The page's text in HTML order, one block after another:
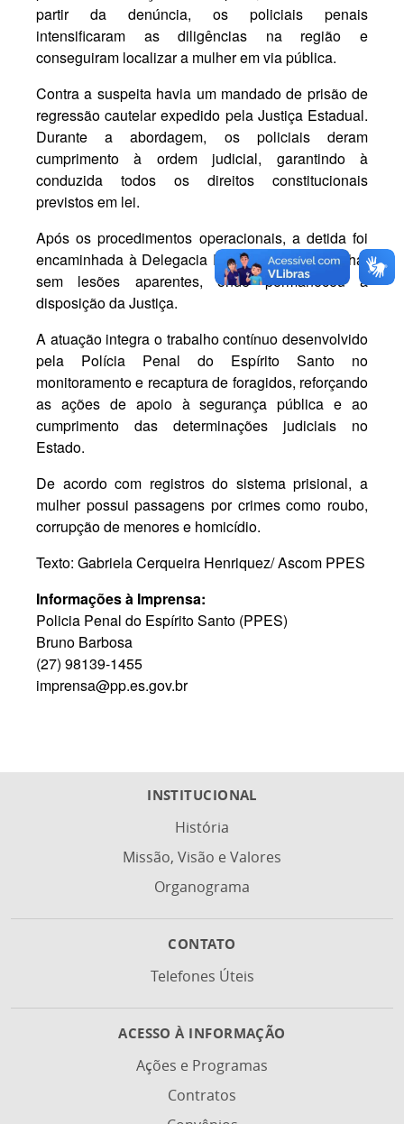
partir da denúncia, os policiais penais
intensificaram as diligências na região e
conseguiram localizar a mulher em via pública.
Contra a suspeita havia um mandado de prisão de
regressão cautelar expedido pela Justiça Estadual.
Durante a abordagem, os policiais deram
cumprimento à ordem judicial, garantindo à
conduzida todos os direitos constitucionais
previstos em lei.
Após os procedimentos operacionais, a detida foi
encaminhada à Delegacia Regional de Vila Velha,
sem lesões aparentes, onde permaneceu à
disposição da Justiça.
A atuação integra o trabalho contínuo desenvolvido
pela Polícia Penal do Espírito Santo no
monitoramento e recaptura de foragidos, reforçando
as ações de apoio à segurança pública e ao
cumprimento das determinações judiciais no
Estado.
De acordo com registros do sistema prisional, a
mulher possui passagens por crimes como roubo,
corrupção de menores e homicídio.
Texto: Gabriela Cerqueira Henriquez/ Ascom PPES
Informações à Imprensa:
Policia Penal do Espírito Santo (PPES)
Bruno Barbosa
(27) 98139-1455
imprensa@pp.es.gov.br
INSTITUCIONAL
História
Missão, Visão e Valores
Organograma
CONTATO
Telefones Úteis
ACESSO À INFORMAÇÃO
Ações e Programas
Contratos